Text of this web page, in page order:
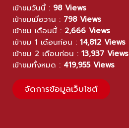
เข้าชมวันนี้ : 98 Views
เข้าชมเมื่อวาน : 798 Views
เข้าชม เดือนนี้ : 2,666 Views
เข้าชม 1 เดือนก่อน : 14,812 Views
เข้าชม 2 เดือนก่อน : 13,937 Views
เข้าชมทั้งหมด : 419,955 Views
จัดการข้อมูลเว็บไซต์